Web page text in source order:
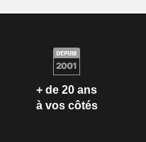
+ de 20 ans
à vos côtés